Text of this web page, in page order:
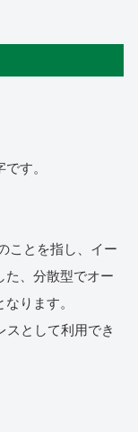
す。
ことを指し、イー
た、分散型でオー
ります。
スとして利用でき